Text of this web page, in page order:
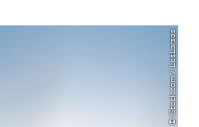
© iStock.com / LosLarsos